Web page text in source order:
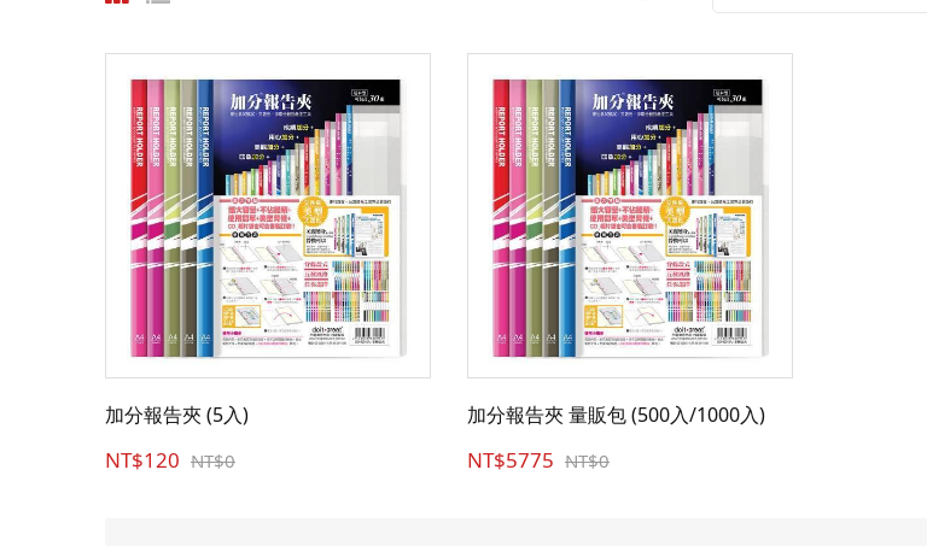
加分報告夾 (5入)
NT$120 NT$0
加分報告夾 量販包 (500入/1000入)
NT$5775 NT$0